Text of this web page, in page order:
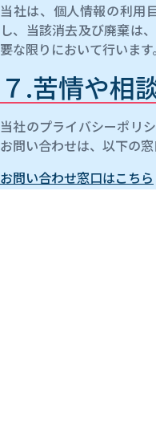
当社は、個人情報の利用
し、当該消去及び廃棄は
要な限りにおいて行います。
７.苦情や相
当社のプライバシーポリ
お問い合わせは、以下の窓
お問い合わせ窓口はこちら